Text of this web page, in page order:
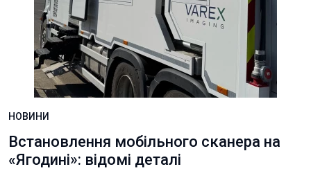
НОВИНИ
Встановлення мобільного сканера на
«Ягодині»: відомі деталі